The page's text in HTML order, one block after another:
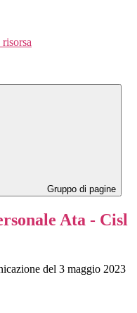
Gruppo di pagine
Ata - Cisl
del 3 maggio 2023